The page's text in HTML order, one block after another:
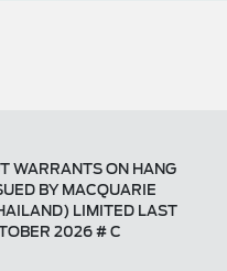
WARRANTS ON HANG
BY MACQUARIE
LIMITED LAST
2026 # C